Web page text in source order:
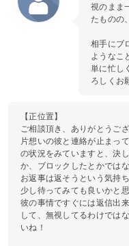
視のまま
たものの
相手にブ
ようなこ
単に忙し
ろしくお
【正位置】
ご相談頂き、ありがとうござ
片想いの彼と連絡が止まっ
の状況をみていますと、決
か、ブロックしたとかではな
お返事は返そうという気持
少し待ってみても良いかと思
彼の事情ですぐには返信出
して、無視してるわけでは
いね！